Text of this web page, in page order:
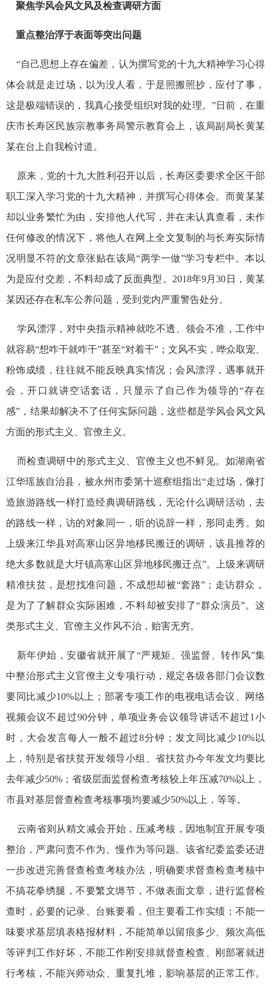
聚焦学风会风文风及检查调研方面
重点整治浮于表面等突出问题
“自己思想上存在偏差，认为撰写党的十九大精神学习心得
体会就是走过场，以为没人看，于是照搬照抄，应付了事，
这是极端错误的，我真心接受组织对我的处理。”日前，在重
庆市长寿区民族宗教事务局警示教育会上，该局副局长黄某
某在台上自我检讨道。
原来，党的十九大胜利召开以后，长寿区委要求全区干部
职工深入学习党的十九大精神，并撰写心得体会。而黄某某
却以业务繁忙为由，安排他人代写，并在未认真查看，未作
任何修改的情况下，将他人在网上全文复制的与长寿实际情
况明显不符的文章张贴在该局“两学一做”学习专栏中。本以
为是应付交差，不料却成了反面典型。2018年9月30日，黄某
某因还存在私车公养问题，受到党内严重警告处分。
学风漂浮，对中央指示精神就吃不透、领会不准，工作中
就容易“想咋干就咋干”甚至“对着干”；文风不实，哗众取宠、
粉饰成绩，往往就不能反映真实情况；会风漂浮，遇事就开
会，开口就讲空话套话，只显示了自己作为领导的“存在
感”，结果却解决不了任何实际问题，这些都是学风会风文风
方面的形式主义、官僚主义。
而检查调研中的形式主义、官僚主义也不鲜见。如湖南省
江华瑶族自治县，被永州市委第十巡察组指出“走过场，像打
造旅游路线一样打造经典调研路线，无论什么调研活动，去
的路线一样，访的对象同一，听的说辞一样，形同走秀。如
上级来江华县对高寒山区异地移民搬迁的调研，该县推荐的
绝大多数就是大圩镇高寒山区异地移民搬迁点”。上级来调研
精准扶贫，是想找准问题，不成想却被“套路”；走访群众，
是为了了解群众实际困难，不料却被安排了“群众演员”。这
类形式主义、官僚主义作风不治，贻害无穷。
新年伊始，安徽省就开展了“严规矩、强监督、转作风”集
中整治形式主义官僚主义专项行动，规定各级各部门会议数
要同比减少10%以上；部署专项工作的电视电话会议、网络
视频会议不超过90分钟，单项业务会议领导讲话不超过1小
时，大会发言每人一般不超过8分钟；发文同比减少10%以
上，特别是省扶贫开发领导小组、省扶贫办今年发文均要比
去年减少50%；省级层面监督检查考核较上年压减70%以上，
市县对基层督查检查考核事项均要减少50%以上，等等。
云南省则从精文减会开始，压减考核，因地制宜开展专项
整治，严肃问责不作为、慢作为等问题。该省纪委监委还进
一步改进完善督查检查考核办法，明确要求督查检查考核中
不搞花拳绣腿，不要繁文缛节，不做表面文章，进行监督检
查时，必要的记录、台账要看，但主要看工作实绩；不能一
味要求基层填表格报材料，不能简单以留痕多少、频次高低
等评判工作好坏，不能工作刚安排就督查检查、刚部署就进
行考核，不能兴师动众、重复扎堆，影响基层的正常工作。